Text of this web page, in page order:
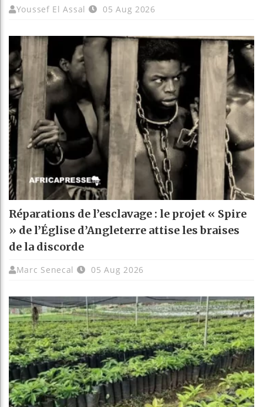
Youssef El Assal 05 Aug 2026
Réparations de l’esclavage : le projet « Spire
» de l’Église d’Angleterre attise les braises
de la discorde
Marc Senecal 05 Aug 2026